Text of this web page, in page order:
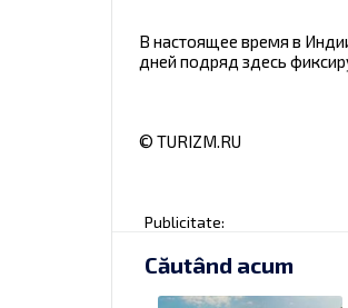
В настоящее время в
дней подряд здесь
© TURIZM.RU
Publicitate:
Căutând acum